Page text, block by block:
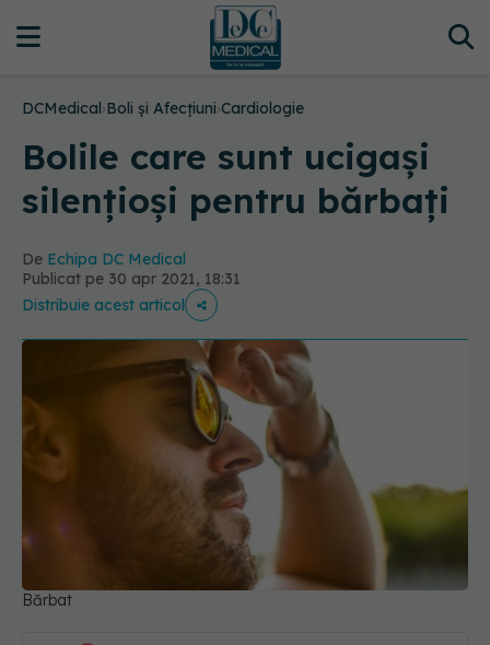
DCMedical›Boli și Afecțiuni›Cardiologie
Bolile care sunt ucigași
silențioși pentru bărbați
De Echipa DC Medical
Publicat pe 30 apr 2021, 18:31
Distribuie acest articol
Bărbat